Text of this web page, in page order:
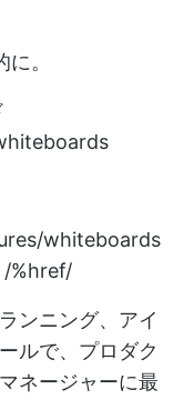
。
whiteboards
/%href/
ンニング、アイ
ルで、プロダク
ネージャーに最